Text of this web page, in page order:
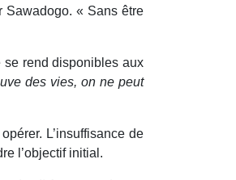
Sawadogo. « Sans être
se rend disponibles aux
des vies, on ne peut
L’insuffisance de
l’objectif initial.